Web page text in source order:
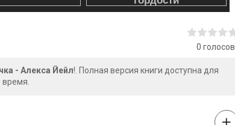
0 голосов
- Алекса Йейл!. Полная версия книги доступна для